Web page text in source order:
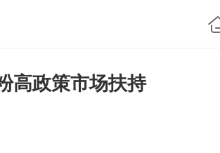
高政策市场扶持